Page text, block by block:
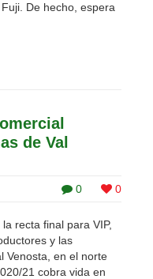
De hecho, espera
de Val
0 0
recta final para VIP,
y las
Venosta, en el norte
21 cobra vida en